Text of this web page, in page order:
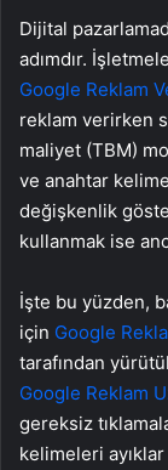
Dijital
adımdır.
Google Reklam
reklam verirken
maliyet (TBM)
ve anahtar
değişkenlik
kullanmak ise
İşte bu yüzden,
için Google
tarafından
Google Reklam
gereksiz
kelimeleri